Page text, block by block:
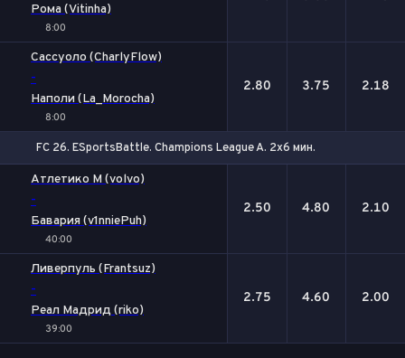
Рома (Vitinha)
8:00
Сассуоло (CharlyFlow)
-
Наполи (La_Morocha)
8:00
2.80 3.75 2.18
FC 26. ESportsBattle. Champions League A. 2x6 мин.
Атлетико М (volvo)
-
Бавария (v1nniePuh)
40:00
2.50 4.80 2.10
Ливерпуль (Frantsuz)
-
Реал Мадрид (riko)
39:00
2.75 4.60 2.00